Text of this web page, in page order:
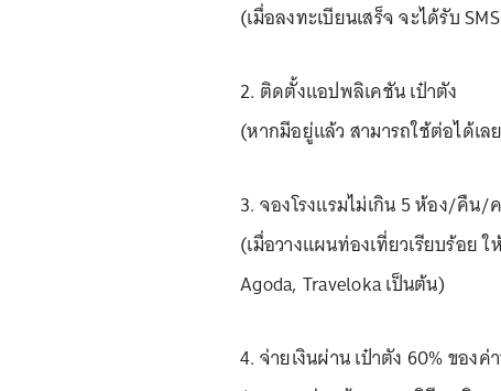
(เมื่อลงทะเบียนเสร็จ จะได้รับ
2. ติดตั้งแอปพลิเคชัน เป๋าตัง
(หากมีอยู่แล้ว สามารถใช้ต่อได้เล
3. จองโรงแรมไม่เกิน 5 ห้อง/คืน/
(เมื่อวางแผนท่องเที่ยวเรียบร้อย
Agoda, Traveloka เป็นต้น)
4. จ่ายเงินผ่าน เป๋าตัง 60% ของ